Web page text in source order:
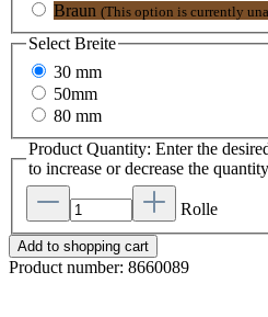
Braun (This option is currently
SelectBreite
30 mm
50mm
80 mm
Product Quantity: Enter the
to increase or decrease the
Rolle
Add to shopping cart
Product number: 8660089